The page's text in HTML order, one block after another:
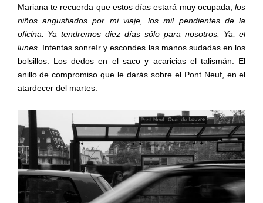
Mariana te recuerda que estos días estará muy ocupada,los
niños angustiados por mi viaje, los mil pendientes de la
oficina. Ya tendremos diez días sólo para nosotros. Ya, el
lunes. Intentas sonreír y escondes las manos sudadas en los
bolsillos. Los dedos en el saco y acaricias el talismán. El
anillo de compromiso que le darás sobre el Pont Neuf, en el
atardecer del martes.